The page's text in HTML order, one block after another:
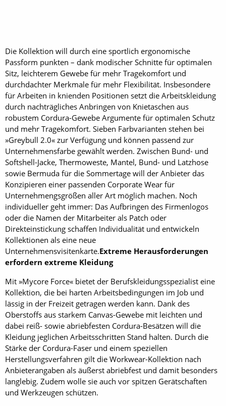
Die Kollektion will durch eine sportlich ergonomische
Passform punkten – dank modischer Schnit­te für optimalen
Sitz, leichterem Gewebe für mehr Tragekomfort und
durchdachter Merkmale für mehr Flexibilität. Insbesondere
für Arbeiten in knienden Positionen setzt die Arbeitskleidung
durch nachträgliches Anbringen von Knietaschen aus
robustem Cordura-Gewebe Argumente für optimalen Schutz
und mehr Tragekomfort. Sieben Farbvarianten stehen bei
»Greybull 2.0« zur Verfügung und können passend zur
Unternehmensfarbe gewählt werden. Zwischen Bund- und
Soft­shell-Jacke, Thermoweste, Mantel, Bund- und Latzhose
sowie Bermuda für die Sommertage will der Anbieter das
Konzipieren einer passenden Corporate Wear für
Unternehmengsgrößen aller Art möglich machen. Noch
individueller geht immer: Das Aufbringen des Firmenlogos
oder die Namen der Mitarbeiter als Patch oder
Direkteinstickung schaffen Individualität und entwickeln
Kollektionen als eine neue
Unternehmensvisitenkarte.Extreme Herausforderungen
erfordern extreme Kleidung
Mit »Mycore Force« bietet der Berufskleidungsspezialist eine
Kollektion, die bei harten Arbeitsbedingungen im Job und
lässig in der Freizeit getragen werden kann. Dank des
Oberstoffs aus starkem Canvas-Gewebe mit leichten und
dabei reiß- sowie abriebfesten Cordura-Besätzen will die
Kleidung jeglichen Arbeitsschritten Stand halten. Durch die
Stärke der Cordura-Faser und einem speziellen
Herstellungsverfahren gilt die Workwear-Kollektion nach
Anbieterangaben als äußerst abriebfest und damit besonders
langlebig. Zudem wolle sie auch vor spitzen Gerätschaften
und Werkzeugen schützen.